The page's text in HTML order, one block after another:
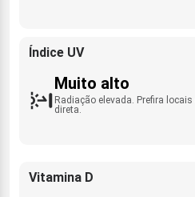
Índice UV
Muito alto
Radiação elevada. Prefira
direta.
Vitamina D